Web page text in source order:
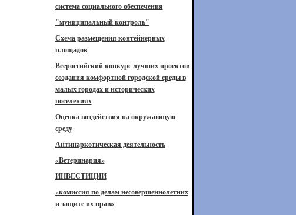
система социального обеспечения
"муниципальный контроль"
Схема размещения контейнерных
площадок
Всероссийский конкурс лучших проектов
создания комфортной городской среды в
малых городах и исторических
поселениях
Оценка воздействия на окружающую
среду
Антинаркотическая деятельность
«Ветеринария»
ИНВЕСТИЦИИ
«комиссия по делам несовершеннолетних
и защите их прав»